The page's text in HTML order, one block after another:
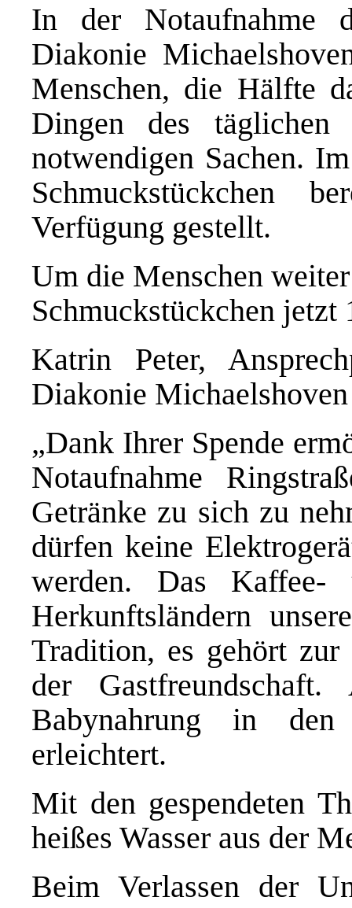
In der Notaufnahme
Diakonie
Menschen, die Hälfte
Dingen des
notwendigen Sachen.
Schmuckstückchen
Verfügung gestellt.
Um die Menschen
Schmuckstückchen jetzt
Katrin Peter,
Diakonie
„Dank Ihrer Spende
Notaufnahme
Getränke zu sich zu
dürfen keine
werden. Das
Herkunftsländern
Tradition, es gehört
der
Babynahrung in
erleichtert.
Mit den gespendeten
heißes Wasser aus der
Beim Verlassen der